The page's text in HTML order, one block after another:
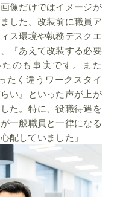
像だけではイメージが
した。改装前に職員ア
ス環境や執務デスクエ
『あえて改装する必要
のも事実です。また
たく違うワークスタイ
い』といった声が上が
た。特に、役職待遇を
一般職員と一律になる
配していました」